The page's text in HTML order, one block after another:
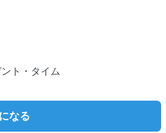
ト・タイム
なる